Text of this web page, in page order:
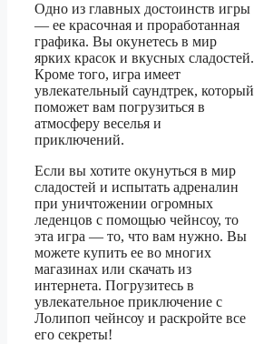
Одно из главных достоинств игры
— ее красочная и проработанная
графика. Вы окунетесь в мир
ярких красок и вкусных сладостей.
Кроме того, игра имеет
увлекательный саундтрек, который
поможет вам погрузиться в
атмосферу веселья и
приключений.
Если вы хотите окунуться в мир
сладостей и испытать адреналин
при уничтожении огромных
леденцов с помощью чейнсоу, то
эта игра — то, что вам нужно. Вы
можете купить ее во многих
магазинах или скачать из
интернета. Погрузитесь в
увлекательное приключение с
Лолипоп чейнсоу и раскройте все
его секреты!